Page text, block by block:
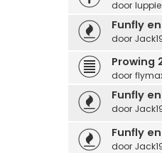
door luppie
Funfly
door
Prowing
door
Funfly
door
Funfly
door